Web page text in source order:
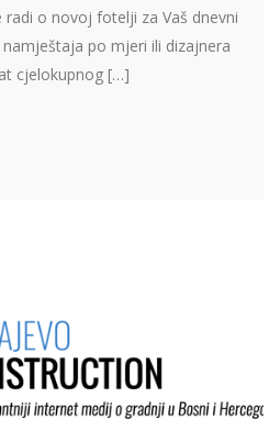
o novoj fotelji za Vaš dnevni
po mjeri ili dizajnera
cjelokupnog […]